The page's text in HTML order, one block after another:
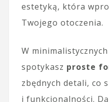
estetyką, która
Twojego otoczenia.
W
spotykasz proste
zbędnych detali, co
i funkcjonalności.